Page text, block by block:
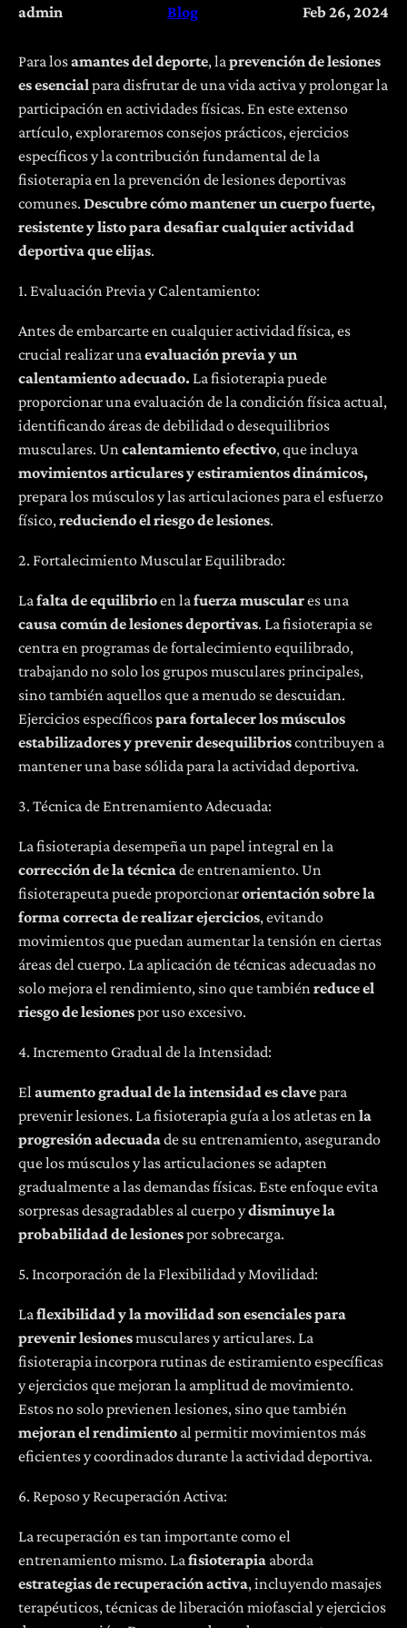
admin Blog Feb 26, 2024
Para losamantes del deporte, laprevención de lesiones
es esencialpara disfrutar de una vida activa y prolongar la
participación en actividades físicas. En este extenso
artículo, exploraremos consejos prácticos, ejercicios
específicos y la contribución fundamental de la
fisioterapia en la prevención de lesiones deportivas
comunes. Descubre cómo mantener un cuerpo fuerte,
resistente y listo para desafiar cualquier actividad
deportiva que elijas.
1. Evaluación Previa y Calentamiento:
Antes de embarcarte en cualquier actividad física, es
crucial realizar unaevaluación previa y un
calentamiento adecuado. La fisioterapia puede
proporcionar una evaluación de la condición física actual,
identificando áreas de debilidad o desequilibrios
musculares. Uncalentamiento efectivo, que incluya
movimientos articulares y estiramientos dinámicos,
prepara los músculos y las articulaciones para el esfuerzo
físico,reduciendo el riesgo de lesiones.
2. Fortalecimiento Muscular Equilibrado:
Lafalta de equilibrioen lafuerza musculares una
causa común de lesiones deportivas. La fisioterapia se
centra en programas de fortalecimiento equilibrado,
trabajando no solo los grupos musculares principales,
sino también aquellos que a menudo se descuidan.
Ejercicios específicospara fortalecer los músculos
estabilizadores y prevenir desequilibrioscontribuyen a
mantener una base sólida para la actividad deportiva.
3. Técnica de Entrenamiento Adecuada:
La fisioterapia desempeña un papel integral en la
corrección de la técnicade entrenamiento. Un
fisioterapeuta puede proporcionarorientación sobre la
forma correcta de realizar ejercicios, evitando
movimientos que puedan aumentar la tensión en ciertas
áreas del cuerpo. La aplicación de técnicas adecuadas no
solo mejora el rendimiento, sino que tambiénreduce el
riesgo de lesionespor uso excesivo.
4. Incremento Gradual de la Intensidad:
Elaumento gradual de la intensidad es clavepara
prevenir lesiones. La fisioterapia guía a los atletas enla
progresión adecuadade su entrenamiento, asegurando
que los músculos y las articulaciones se adapten
gradualmente a las demandas físicas. Este enfoque evita
sorpresas desagradables al cuerpo ydisminuye la
probabilidad de lesionespor sobrecarga.
5. Incorporación de la Flexibilidad y Movilidad:
Laflexibilidad y la movilidad son esenciales para
prevenir lesionesmusculares y articulares. La
fisioterapia incorpora rutinas de estiramiento específicas
y ejercicios que mejoran la amplitud de movimiento.
Estos no solo previenen lesiones, sino que también
mejoran el rendimiento al permitir movimientos más
eficientes y coordinados durante la actividad deportiva.
6. Reposo y Recuperación Activa:
La recuperación es tan importante como el
entrenamiento mismo. Lafisioterapia aborda
estrategias de recuperación activa, incluyendo masajes
terapéuticos, técnicas de liberación miofascial y ejercicios